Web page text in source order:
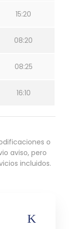
15:20
08:20
08:25
16:10
o
aviso, pero
incluidos.